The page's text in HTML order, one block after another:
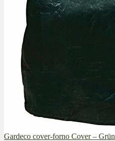
Gardeco cover-forno Cover – Grün